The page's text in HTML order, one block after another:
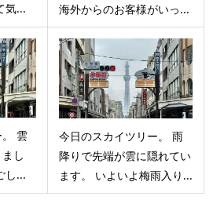
気...
海外からのお客様がいっ...
雲
し
し...
今日のスカイツリー。 雨
降りで先端が雲に隠れてい
ます。 いよいよ梅雨入り...